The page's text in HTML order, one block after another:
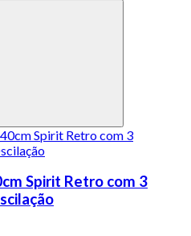
Spirit Retro com 3